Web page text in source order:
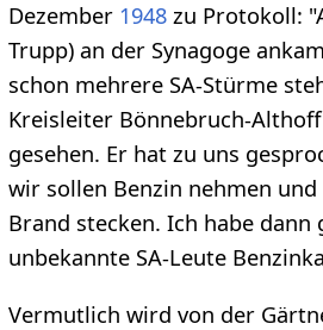
Dezember 1948zu Protokoll:
Trupp) an der Synagoge
schon mehrere SA-Stürme
Kreisleiter Bönnebruch-
gesehen. Er hat zu uns
wir sollen Benzin nehmen und
Brand stecken. Ich habe dann
unbekannte SA-Leute
Vermutlich wird von der